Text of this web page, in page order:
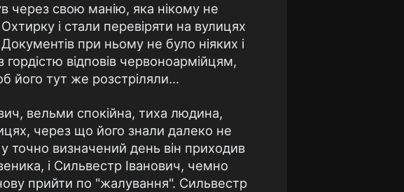
через свою манію, яка нікому не
і стали перевіряти на вулицях
при ньому не було ніяких і
відповів червоноармійцям,
його тут же розстріляли...
вельми спокійна, тиха людина,
через що його знали далеко не
точно визначений день він приходив
і Сильвестр Іванович, чемно
прийти по "жалування". Сильвестр